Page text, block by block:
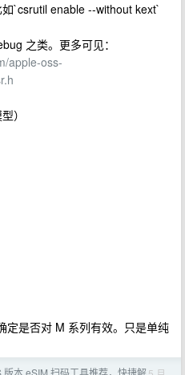
`csrutil enable --without kext`
之类。更多可见：
apple-oss-
）
定是否对 M 系列有效。只是单纯
版本 eSIM 扫码工具推荐，快捷解